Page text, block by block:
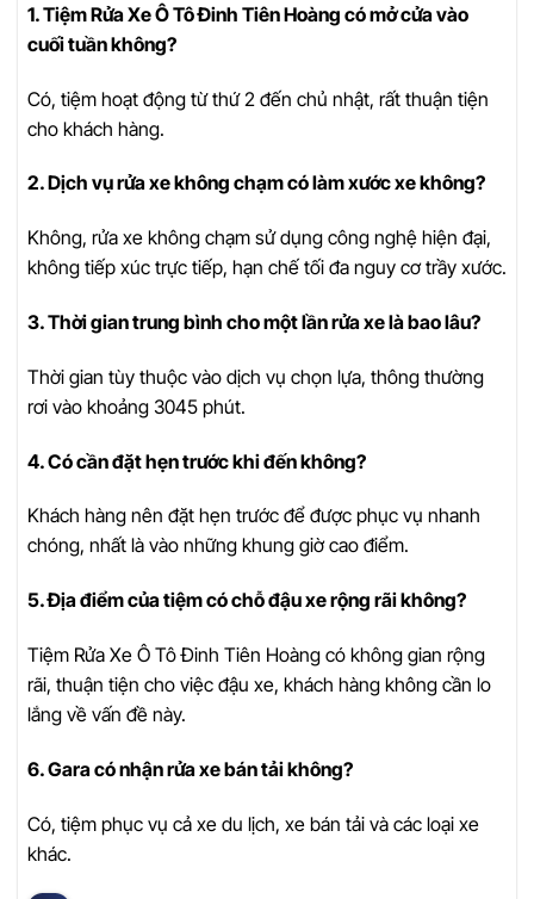
1. Tiệm Rửa Xe Ô Tô Đinh Tiên Hoàng có mở cửa vào
cuối tuần không?
Có, tiệm hoạt động từ thứ 2 đến chủ nhật, rất thuận tiện
cho khách hàng.
2. Dịch vụ rửa xe không chạm có làm xước xe không?
Không, rửa xe không chạm sử dụng công nghệ hiện đại,
không tiếp xúc trực tiếp, hạn chế tối đa nguy cơ trầy xước.
3. Thời gian trung bình cho một lần rửa xe là bao lâu?
Thời gian tùy thuộc vào dịch vụ chọn lựa, thông thường
rơi vào khoảng 3045 phút.
4. Có cần đặt hẹn trước khi đến không?
Khách hàng nên đặt hẹn trước để được phục vụ nhanh
chóng, nhất là vào những khung giờ cao điểm.
5. Địa điểm của tiệm có chỗ đậu xe rộng rãi không?
Tiệm Rửa Xe Ô Tô Đinh Tiên Hoàng có không gian rộng
rãi, thuận tiện cho việc đậu xe, khách hàng không cần lo
lắng về vấn đề này.
6. Gara có nhận rửa xe bán tải không?
Có, tiệm phục vụ cả xe du lịch, xe bán tải và các loại xe
khác.